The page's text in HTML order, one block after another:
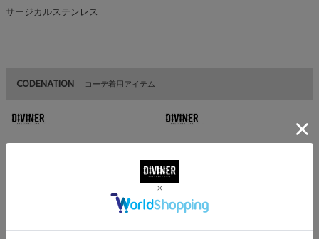
サージカルステンレス
CODENATION コーデ着用アイテム